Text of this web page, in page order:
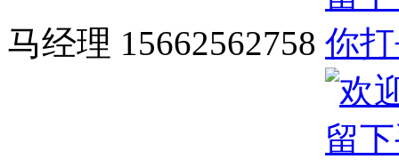
马经理 15662562758